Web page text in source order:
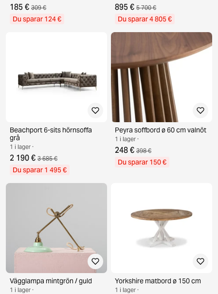
185 € 309 €
Du sparar 124 €
895 € 5 700 €
Du sparar 4 805 €
Beachport 6-sits hörnsoffa
grå
1 i lager ·
2 190 € 3 685 €
Du sparar 1 495 €
Peyra soffbord ø 60 cm valnöt
1 i lager ·
248 € 398 €
Du sparar 150 €
Vägglampa mintgrön / guld
1 i lager ·
Yorkshire matbord ø 150 cm
1 i lager ·